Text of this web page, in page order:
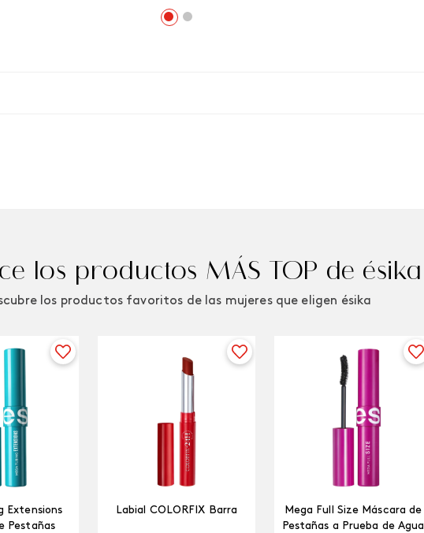
los productos MÁS TOP de ésika
los productos favoritos de las mujeres que eligen ésika
Extensions
Pestañas
Labial COLORFIX Barra
Mega Full Size Máscara de
Pestañas a Prueba de Agua